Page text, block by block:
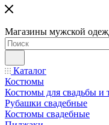
Магазины мужской
Каталог
Костюмы
Костюмы для свадьбы и
Рубашки свадебные
Костюмы свадебные